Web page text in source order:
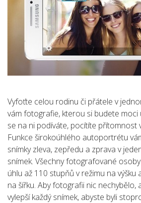
Vyfoťte celou rodinu či přátele v
vám fotografie, kterou si budete moci
se na ni podíváte, pocítíte přítomnost
Funkce širokoúhlého autoportrétu
snímky zleva, zepředu a zprava v
snímek. Všechny fotografované
úhlu až 110 stupňů v režimu na výšku
na šířku. Aby fotografii nic nechybělo,
vylepší každý snímek, abyste byli